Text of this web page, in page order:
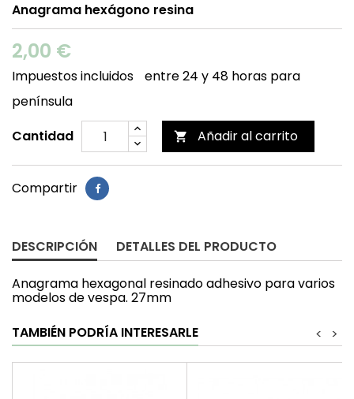
Anagrama hexágono resina
2,00 €
Impuestos incluidos
entre 24 y 48 horas para
península
Cantidad
 Añadir al carrito
Compartir
DESCRIPCIÓN DETALLES DEL PRODUCTO
Anagrama hexagonal resinado adhesivo para varios
modelos de vespa. 27mm
TAMBIÉN PODRÍA INTERESARLE
>
<